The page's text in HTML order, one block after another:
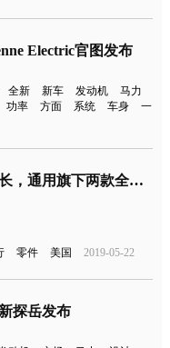
Electric官图发布
全新 新车 发动机
马力
功率 方面 系统 车身
一
排放审核机制延长，通用旗下两款全尺寸皮卡柴油型号将推迟上市
零件 美国 2019-05-22
探岳发布